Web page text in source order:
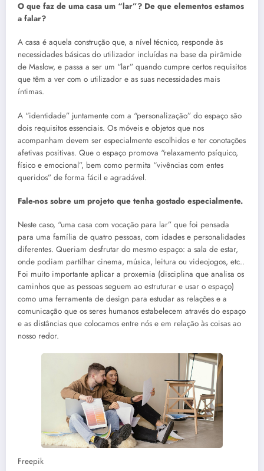
O que faz de uma casa um “lar”? De que elementos estamos
a falar?
A casa é aquela construção que, a nível técnico, responde às
necessidades básicas do utilizador incluídas na base da pirâmide
de Maslow, e passa a ser um “lar” quando cumpre certos requisitos
que têm a ver com o utilizador e as suas necessidades mais
íntimas.
A “identidade” juntamente com a “personalização” do espaço são
dois requisitos essenciais. Os móveis e objetos que nos
acompanham devem ser especialmente escolhidos e ter conotações
afetivas positivas. Que o espaço promova “relaxamento psíquico,
físico e emocional”, bem como permita “vivências com entes
queridos” de forma fácil e agradável.
Fale-nos sobre um projeto que tenha gostado especialmente.
Neste caso, “uma casa com vocação para lar” que foi pensada
para uma família de quatro pessoas, com idades e personalidades
diferentes. Queriam desfrutar do mesmo espaço: a sala de estar,
onde podiam partilhar cinema, música, leitura ou videojogos, etc..
Foi muito importante aplicar a proxemia (disciplina que analisa os
caminhos que as pessoas seguem ao estruturar e usar o espaço)
como uma ferramenta de design para estudar as relações e a
comunicação que os seres humanos estabelecem através do espaço
e as distâncias que colocamos entre nós e em relação às coisas ao
nosso redor.
Freepik